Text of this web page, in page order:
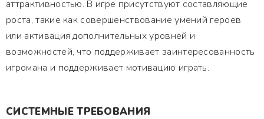
аттрактивностью. В игре присутствуют составляющие
роста, такие как совершенствование умений героев
или активация дополнительных уровней и
возможностей, что поддерживает заинтересованность
игромана и поддерживает мотивацию играть.
СИСТЕМНЫЕ ТРЕБОВАНИЯ